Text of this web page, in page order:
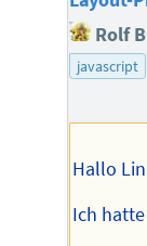
Rolf B
javascript
Hallo
Ich